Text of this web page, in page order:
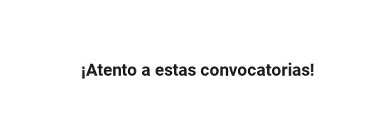
¡Atento a estas convocatorias!